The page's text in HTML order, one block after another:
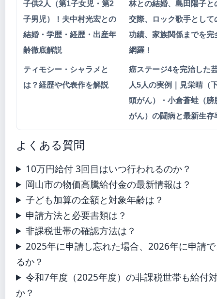
子供2人（第1子女児・第2
子男児）！夫中村光宏との
結婚・学歴・経歴・出産年
齢徹底解説
林との結婚、島田陽子と
交際、ロック歌手として
功績、家族関係までを完
網羅！
ティモシー・シャラメと
は？経歴や代表作を解説
癌ステージ4を完治した
人5人の実例｜見栄晴（
頭がん）・小倉蒼蛙（膀
がん）の闘病と最新生存
よくある質問
10万円給付 3回目はいつ行われるのか？
岡山市の物価高騰給付金の最新情報は？
子ども加算の金額と対象年齢は？
申請方法と必要書類は？
非課税世帯の確認方法は？
2025年に申請し忘れた場合、2026年に申請
るか？
令和7年度（2025年度）の非課税世帯も給付
か？